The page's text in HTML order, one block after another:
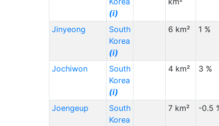
(i)
Jinyeong
South
Korea
(i)
6 km² 1 %
Jochiwon
South
Korea
(i)
4 km² 3 %
Joengeup
South
Korea
7 km² -0.5